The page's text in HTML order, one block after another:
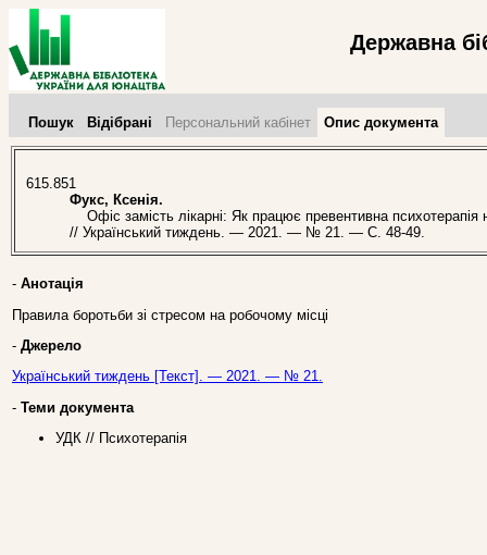
Державна
Пошук Відібрані Персональний кабінет Опис документа
615.851
Фукс, Ксенія.
Офіс замість лікарні: Як працює превентивна психотерапія
// Український тиждень. — 2021. — № 21. — С. 48-49.
- Анотація
Правила боротьби зі стресом на робочому місці
- Джерело
Український тиждень [Текст]. — 2021. — № 21.
- Теми документа
УДК // Психотерапія